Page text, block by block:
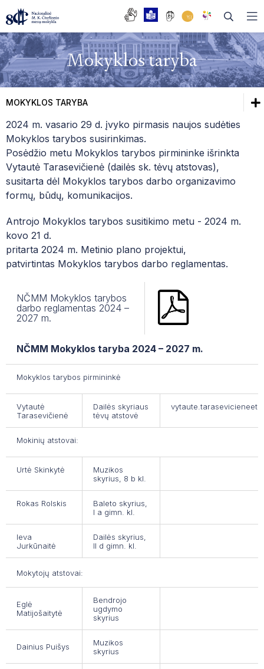
BENDRASIS UGDYMAS
TĖVŲ TARYBA
MOKYKLOS TARYBA
DARBO TARYBA
ISTORIJA
ABITURIENTŲ OPEROS TRADICIJA
MUZIEJUS
PROJEKTAI
MUZIKOS SKYRIUS
BALETO SKYRIUS
BIBLIOTEKA
SOCIALIZACIJOS SKYRIUS
ŠOKIO TEATRAS
KVALIFIKACIJOS TOBULINIMO CENTRAS
MENŲ EDUKACIJOS CENTRAS
EDUPAGE
DUK| NAUJAI ĮSTOJUSIEMS Į NČMM
DUK| NORINTIEMS GYVENTI NČMM
DUK| MOKINIO SVEIKATOS PAŽYMĖJIMAS
PATYČIŲ DĖŽUTĖ: PRANEŠK APIE
UNIFORMA
Mokyklos taryba
MOKYKLOS TARYBA
Dažniausiai užduodami klausimai
Bendrasis ugdymas
Tėvų taryba
Istorija
Abiturientų operos tradicija
Projektai
Meninė veikla
2024 m. vasario 29 d. įvyko pirmasis naujos sudėties
Mokyklos tarybos susirinkimas.
Posėdžio metu Mokyklos tarybos pirmininke išrinkta
Vytautė Tarasevičienė (dailės sk. tėvų atstovas),
susitarta dėl Mokyklos tarybos darbo organizavimo
formų, būdų, komunikacijos.
Antrojo Mokyklos tarybos susitikimo metu - 2024 m.
kovo 21 d.
pritarta 2024 m. Metinio plano projektui,
patvirtintas Mokyklos tarybos darbo reglamentas.
NČMM Mokyklos tarybos
darbo reglamentas 2024 –
2027 m.
NČMM Mokyklos taryba 2024 – 2027 m.
Mokyklos tarybos pirmininkė
Vytautė
Tarasevičienė
Dailės skyriaus
tėvų atstovė
Mokinių atstovai:
Urtė Skinkytė
Muzikos
skyrius, 8 b kl.
Rokas Rolskis
Baleto skyrius,
I a gimn. kl.
Ieva
Jurkūnaitė
Dailės skyrius,
II d gimn. kl.
Mokytojų atstovai:
Eglė
Matijošaitytė
Bendrojo
ugdymo
skyrius
Dainius Puišys
Muzikos
skyrius